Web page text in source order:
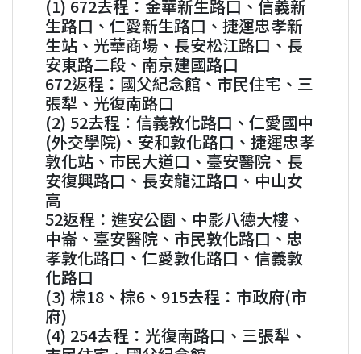
(1) 672去程：金華新生路口、信義新
生路口、仁愛新生路口、捷運忠孝新
生站、光華商場、長安松江路口、長
安東路二段、南京建國路口
672返程：國父紀念館、市民住宅、三
張犁、光復南路口
(2) 52去程：信義敦化路口、仁愛國中
(外交學院)、安和敦化路口、捷運忠孝
敦化站、市民大道口、臺安醫院、長
安復興路口、長安龍江路口、中山女
高
52返程：進安公園、中影八德大樓、
中崙、臺安醫院、市民敦化路口、忠
孝敦化路口、仁愛敦化路口、信義敦
化路口
(3) 棕18、棕6、915去程：市政府(市
府)
(4) 254去程：光復南路口、三張犁、